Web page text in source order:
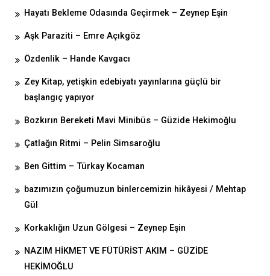
Hayatı Bekleme Odasında Geçirmek – Zeynep Eşin
Aşk Paraziti – Emre Açıkgöz
Özdenlik – Hande Kavgacı
Zey Kitap, yetişkin edebiyatı yayınlarına güçlü bir
başlangıç yapıyor
Bozkırın Bereketi Mavi Minibüs – Güzide Hekimoğlu
Çatlağın Ritmi – Pelin Simsaroğlu
Ben Gittim – Türkay Kocaman
bazımızın çoğumuzun binlercemizin hikâyesi / Mehtap
Gül
Korkaklığın Uzun Gölgesi – Zeynep Eşin
NAZIM HİKMET VE FÜTÜRİST AKIM – GÜZİDE
HEKİMOĞLU